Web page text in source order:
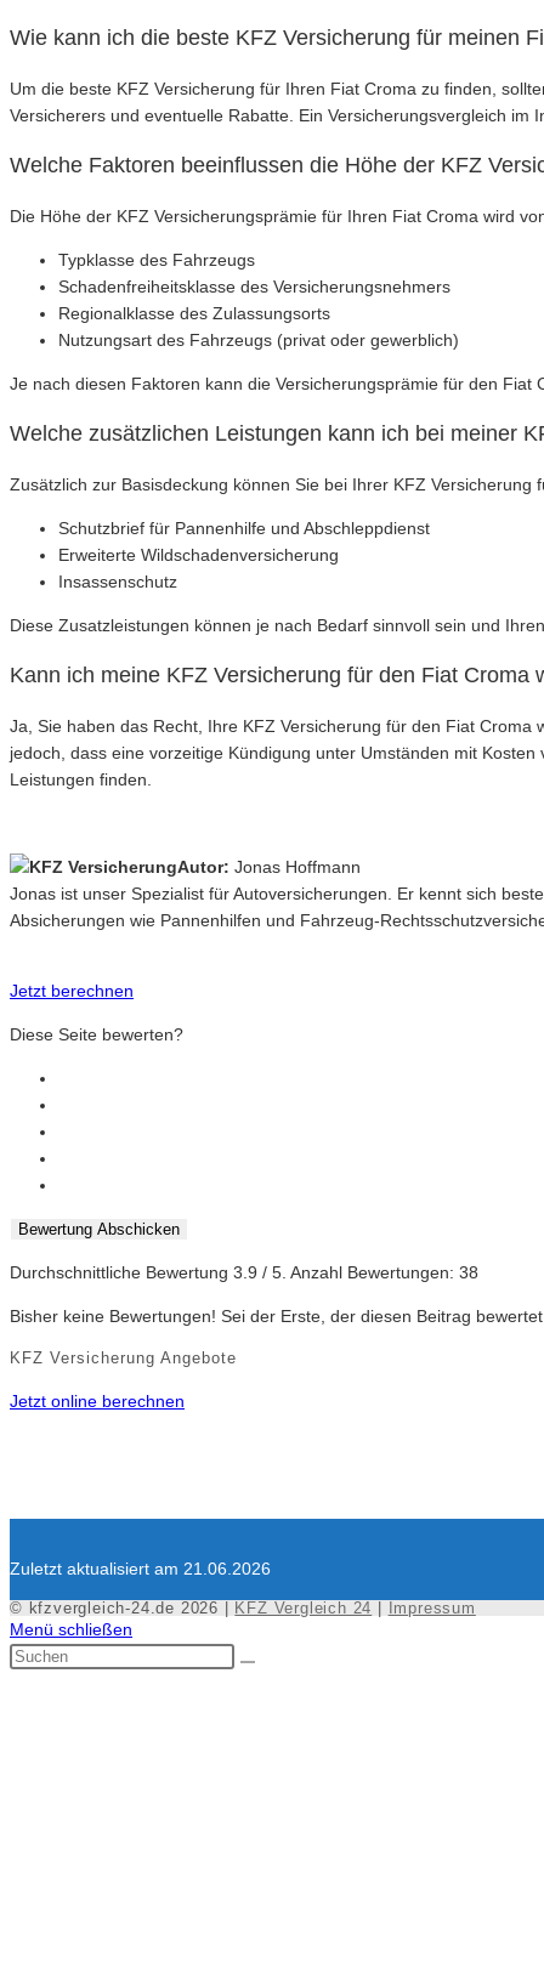
Wie kann ich die beste KFZ Versicherung für meinen
Um die beste KFZ Versicherung für Ihren Fiat Croma zu finden,
Versicherers und eventuelle Rabatte. Ein Versicherungsvergleich
Welche Faktoren beeinflussen die Höhe der KFZ
Die Höhe der KFZ Versicherungsprämie für Ihren Fiat Croma wird
Typklasse des Fahrzeugs
Schadenfreiheitsklasse des Versicherungsnehmers
Regionalklasse des Zulassungsorts
Nutzungsart des Fahrzeugs (privat oder gewerblich)
Je nach diesen Faktoren kann die Versicherungsprämie für den Fiat
Welche zusätzlichen Leistungen kann ich bei meiner
Zusätzlich zur Basisdeckung können Sie bei Ihrer KFZ
Schutzbrief für Pannenhilfe und Abschleppdienst
Erweiterte Wildschadenversicherung
Insassenschutz
Diese Zusatzleistungen können je nach Bedarf sinnvoll sein und
Kann ich meine KFZ Versicherung für den Fiat Croma
Ja, Sie haben das Recht, Ihre KFZ Versicherung für den Fiat
jedoch, dass eine vorzeitige Kündigung unter Umständen mit
Leistungen finden.
Autor: Jonas Hoffmann
Jonas ist unser Spezialist für Autoversicherungen. Er kennt sich
Absicherungen wie Pannenhilfen und Fahrzeug-
Jetzt berechnen
Diese Seite bewerten?
Bewertung Abschicken
Durchschnittliche Bewertung 3.9 / 5. Anzahl Bewertungen: 38
Bisher keine Bewertungen! Sei der Erste, der diesen Beitrag
KFZ Versicherung Angebote
Jetzt online berechnen
Zuletzt aktualisiert am 21.06.2026
© kfzvergleich-24.de 2026 | KFZ Vergleich 24 | Impressum
Menü schließen